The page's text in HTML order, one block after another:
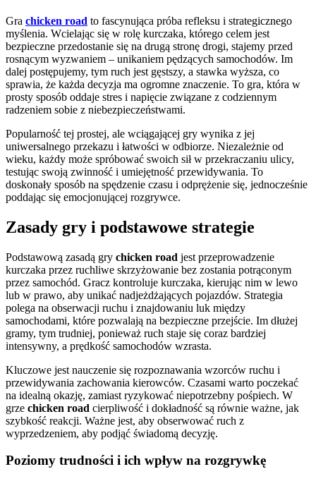
Gra chicken road to fascynująca próba refleksu i strategicznego
myślenia. Wcielając się w rolę kurczaka, którego celem jest
bezpieczne przedostanie się na drugą stronę drogi, stajemy przed
rosnącym wyzwaniem – unikaniem pędzących samochodów. Im
dalej postępujemy, tym ruch jest gęstszy, a stawka wyższa, co
sprawia, że każda decyzja ma ogromne znaczenie. To gra, która w
prosty sposób oddaje stres i napięcie związane z codziennym
radzeniem sobie z niebezpieczeństwami.
Popularność tej prostej, ale wciągającej gry wynika z jej
uniwersalnego przekazu i łatwości w odbiorze. Niezależnie od
wieku, każdy może spróbować swoich sił w przekraczaniu ulicy,
testując swoją zwinność i umiejętność przewidywania. To
doskonały sposób na spędzenie czasu i odprężenie się, jednocześnie
poddając się emocjonującej rozgrywce.
Zasady gry i podstawowe strategie
Podstawową zasadą gry chicken road jest przeprowadzenie
kurczaka przez ruchliwe skrzyżowanie bez zostania potrąconym
przez samochód. Gracz kontroluje kurczaka, kierując nim w lewo
lub w prawo, aby unikać nadjeżdżających pojazdów. Strategia
polega na obserwacji ruchu i znajdowaniu luk między
samochodami, które pozwalają na bezpieczne przejście. Im dłużej
gramy, tym trudniej, ponieważ ruch staje się coraz bardziej
intensywny, a prędkość samochodów wzrasta.
Kluczowe jest nauczenie się rozpoznawania wzorców ruchu i
przewidywania zachowania kierowców. Czasami warto poczekać
na idealną okazję, zamiast ryzykować niepotrzebny pośpiech. W
grze chicken road cierpliwość i dokładność są równie ważne, jak
szybkość reakcji. Ważne jest, aby obserwować ruch z
wyprzedzeniem, aby podjąć świadomą decyzję.
Poziomy trudności i ich wpływ na rozgrywkę